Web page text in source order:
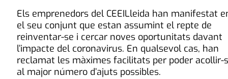
Els emprenedors del CEEILleida han manifestat
el seu conjunt que estan assumint el repte de
reinventar-se i cercar noves oportunitats davant
l’impacte del coronavirus. En qualsevol cas, han
reclamat les màximes facilitats per poder acollir-
al major número d’ajuts possibles.